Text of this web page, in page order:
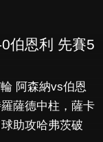
伯恩利 先賽5
阿森納vs伯恩
薩德中柱，薩卡
助攻哈弗茨破